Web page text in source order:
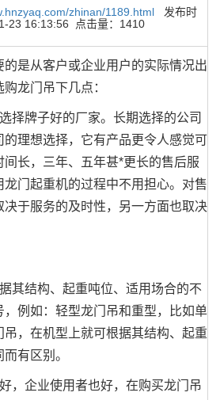
zhinan/1189.html发布时
23 16:13:56 点击量：1410
是从客户或企业用户的实际情况出
龙门吊下几点：
牌子好的厂家。长期选择的公司
的理想选择，它有产品更令人感觉可
长，三年、五年甚*更长的售后服
门起重机的过程中不用担心。对售
决于服务的及时性，另一方面也取决
结构、起重吨位、适用场合的不
，例如：轻型龙门吊和重型，比如单
，在机型上就可根据其结构、起重
有区别。
企业使用者也好，在购买龙门吊